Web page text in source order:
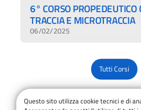
6° CORSO PROPEDEUTICO
TRACCIA E MICROTRACCIA
06/02/2025
Tutti Corsi
Questo sito utilizza cookie tecnici e di